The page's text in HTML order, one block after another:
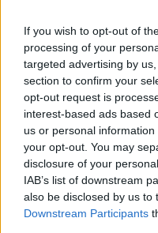
If you wish to opt-out of
processing of your
targeted advertising by
section to confirm your
opt-out request is
interest-based ads based
us or personal
your opt-out. You may
disclosure of your
IAB’s list of downstream
also be disclosed by us to
Downstream Participants
Jared Leto
sexuală.